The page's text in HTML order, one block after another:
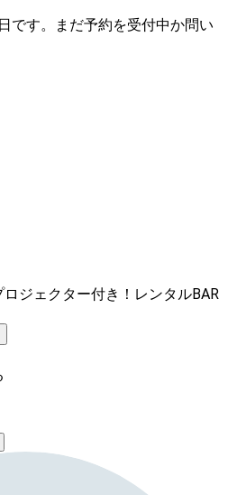
です。まだ予約を受付中か問い
ジェクター付き！レンタルBAR